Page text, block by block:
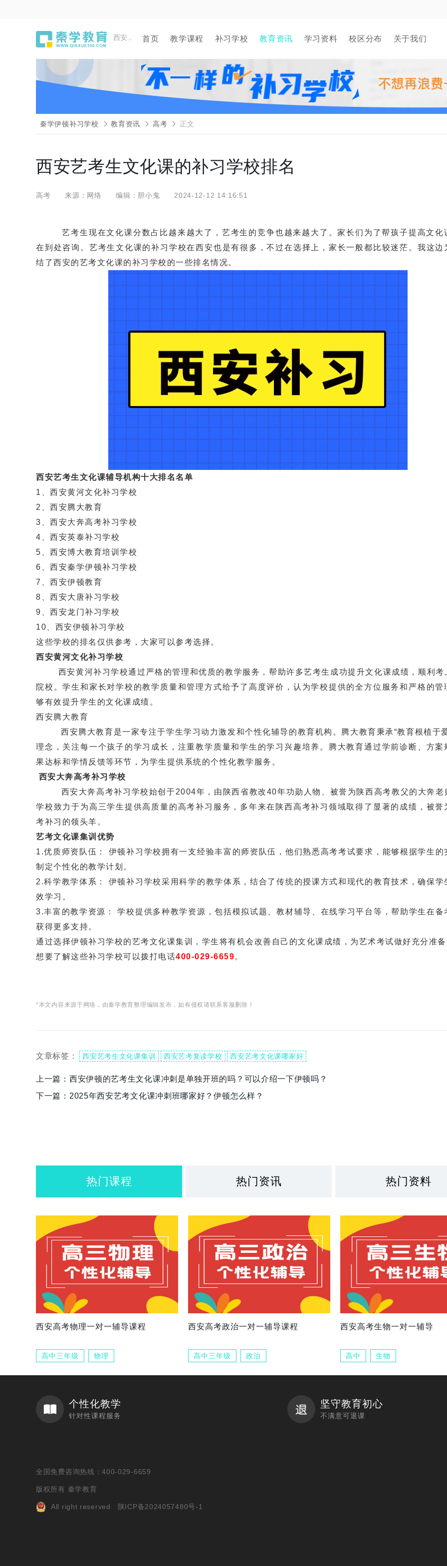
西安 首页 教学课程 补习学校 教育资讯 学习资料 校区分布 关于我们
秦学伊顿补习学校 教育资讯 高考 正文
西安艺考生文化课的补习学校排名
高考 来源：网络 编辑：胆小鬼 2024-12-12 14:16:51
艺考生现在文化课分数占比越来越大了，艺考生的竞争也越来越大了。家长们为了帮孩子提高文化
在到处咨询。艺考生文化课的补习学校在西安也是有很多，不过在选择上，家长一般都比较迷茫。我这边
结了西安的艺考文化课的补习学校的一些排名情况。
西安艺考生文化课辅导机构十大排名名单
1、西安黄河文化补习学校
2、西安腾大教育
3、西安大奔高考补习学校
4、西安英泰补习学校
5、西安博大教育培训学校
6、西安秦学伊顿补习学校
7、西安伊顿教育
8、西安大唐补习学校
9、西安龙门补习学校
10、西安伊顿补习学校
这些学校的排名仅供参考，大家可以参考选择。
西安黄河文化补习学校
西安黄河补习学校通过严格的管理和优质的教学服务，帮助许多艺考生成功提升文化课成绩，顺利考
院校。学生和家长对学校的教学质量和管理方式给予了高度评价，认为学校提供的全方位服务和严格的管
够有效提升学生的文化课成绩‌。
西安腾大教育
西安腾大教育‌是一家专注于学生学习动力激发和个性化辅导的教育机构。腾大教育秉承“教育根植于
理念，关注每一个孩子的学习成长，注重教学质量和学生的学习兴趣培养。腾大教育通过学前诊断、方案
果达标和学情反馈等环节，为学生提供系统的个性化教学服务‌。
西安大奔高考补习学校
西安大奔高考补习学校‌始创于2004年，由陕西省教改40年功勋人物、被誉为陕西高考教父的大奔老
学校致力于为高三学生提供高质量的高考补习服务，多年来在陕西高考补习领域取得了显著的成绩，被誉
考补习的领头羊‌。
艺考文化课集训优势
1.优质师资队伍： 伊顿补习学校拥有一支经验丰富的师资队伍，他们熟悉高考考试要求，能够根据学生的
制定个性化的教学计划。
2.科学教学体系： 伊顿补习学校采用科学的教学体系，结合了传统的授课方式和现代的教育技术，确保学
效学习。
3.丰富的教学资源： 学校提供多种教学资源，包括模拟试题、教材辅导、在线学习平台等，帮助学生在备
获得更多支持。
通过选择伊顿补习学校的艺考文化课集训，学生将有机会改善自己的文化课成绩，为艺术考试做好充分准备
想要了解这些补习学校可以拨打电话400-029-6659。
*本文内容来源于网络，由秦学教育整理编辑发布，如有侵权请联系客服删除！
文章标签： 西安艺考生文化课集训 西安艺考复读学校 西安艺考文化课哪家好
上一篇： 西安伊顿的艺考生文化课冲刺是单独开班的吗？可以介绍一下伊顿吗？
下一篇： 2025年西安艺考文化课冲刺班哪家好？伊顿怎么样？
热门课程 热门资讯 热门资料
西安高考物理一对一辅导课程
高中三年级 物理
西安高考政治一对一辅导课程
高中三年级 政治
西安高考生物一对一辅导
高中 生物
个性化教学
针对性课程服务
坚守教育初心
不满意可退课
全国免费咨询热线：400-029-6659
版权所有 秦学教育
All right reserved 陕ICP备2024057480号-1